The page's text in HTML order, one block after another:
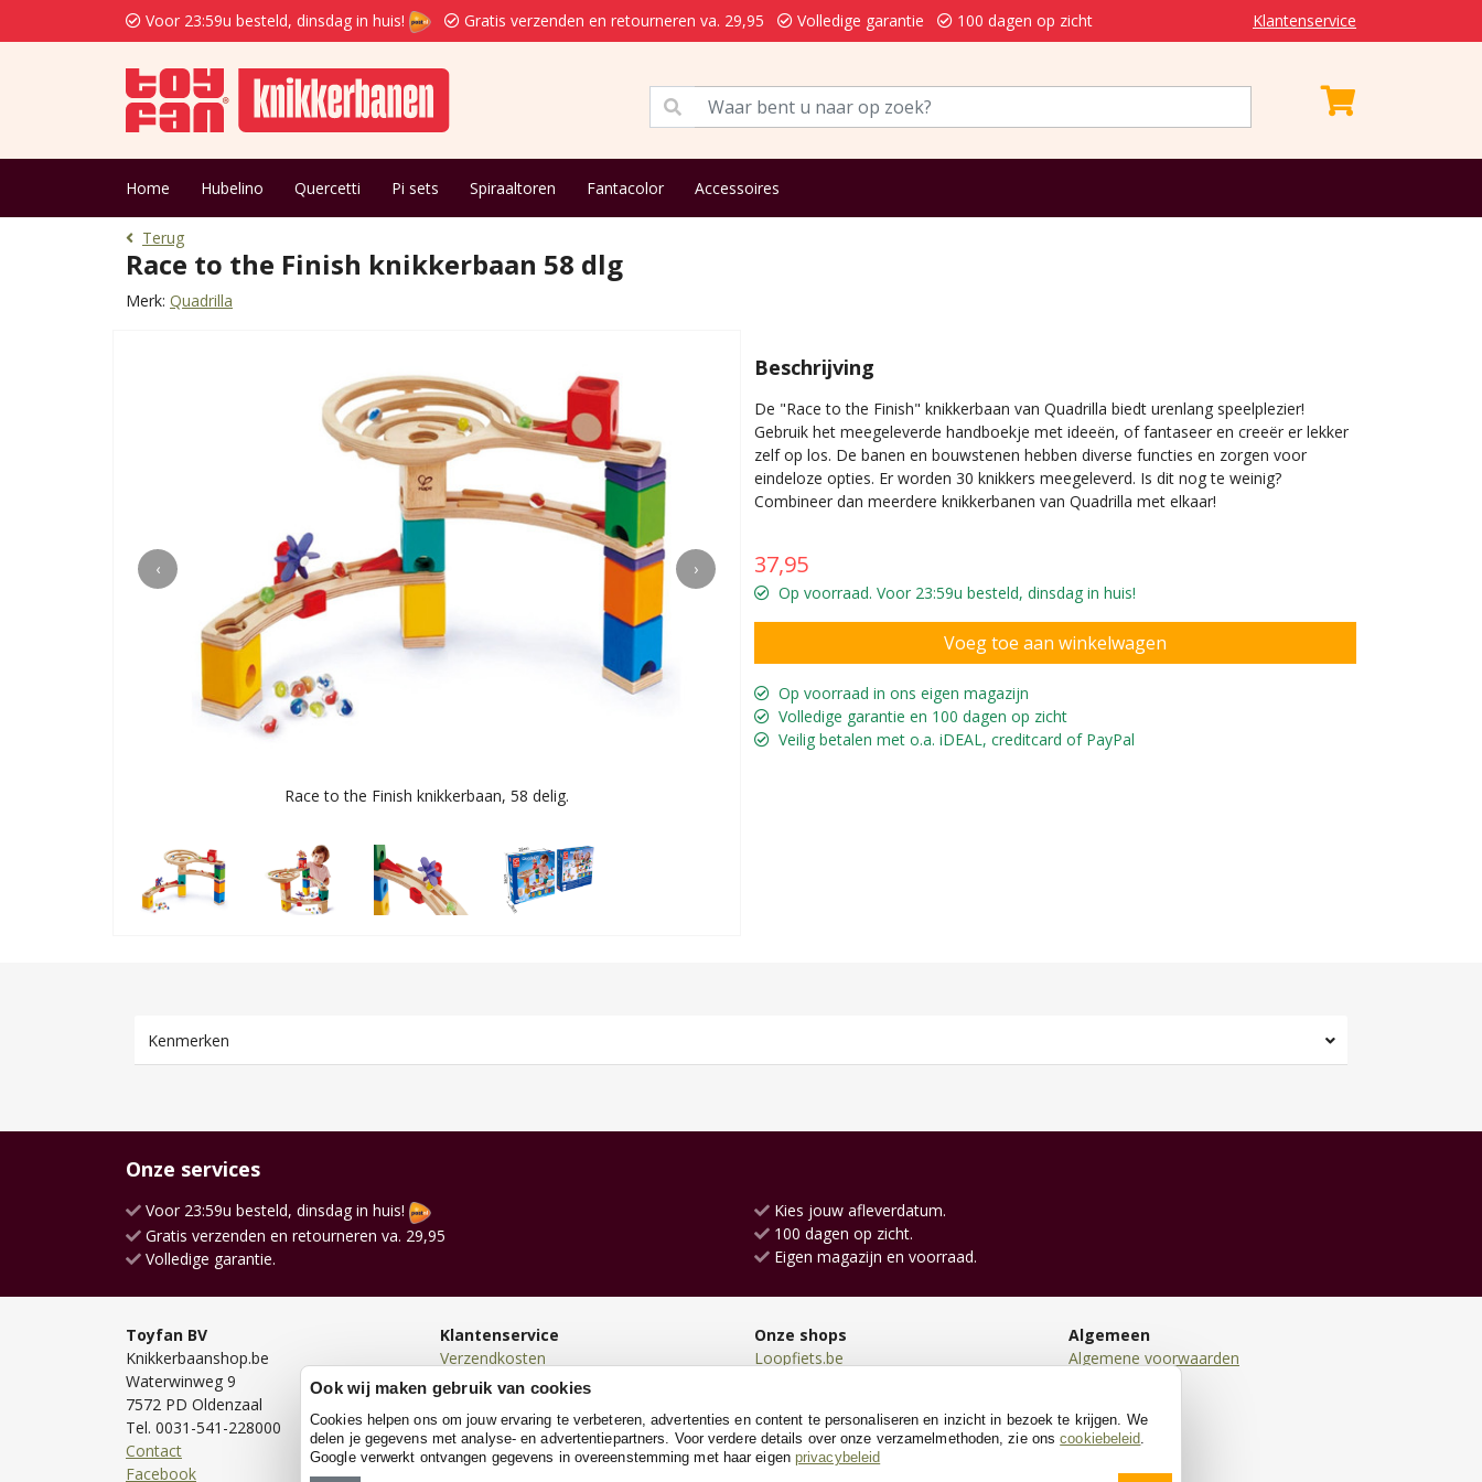
Voor 23:59u besteld, dinsdag in huis! Gratis verzenden en retourneren va. 29,95 Volledige garantie 100 dagen op zicht Klantenservice
Home Hubelino Quercetti Pi sets Spiraaltoren Fantacolor Accessoires
Terug
Race to the Finish knikkerbaan 58 dlg
Merk: Quadrilla
‹ ›
Race to the Finish knikkerbaan, 58 delig.
Beschrijving
De "Race to the Finish" knikkerbaan van Quadrilla biedt urenlang speelplezier!
Gebruik het meegeleverde handboekje met ideeën, of fantaseer en creeër er lekker
zelf op los. De banen en bouwstenen hebben diverse functies en zorgen voor
eindeloze opties. Er worden 30 knikkers meegeleverd. Is dit nog te weinig?
Combineer dan meerdere knikkerbanen van Quadrilla met elkaar!
37,95
Op voorraad. Voor 23:59u besteld, dinsdag in huis!
Op voorraad in ons eigen magazijn
Volledige garantie en 100 dagen op zicht
Veilig betalen met o.a. iDEAL, creditcard of PayPal
Kenmerken
Onze services
Voor 23:59u besteld, dinsdag in huis!
Gratis verzenden en retourneren va. 29,95
Volledige garantie.
Kies jouw afleverdatum.
100 dagen op zicht.
Eigen magazijn en voorraad.
Toyfan BV
Knikkerbaanshop.be
Waterwinweg 9
7572 PD Oldenzaal
Tel. 0031-541-228000
Contact
Facebook
Klantenservice
Verzendkosten
Bezorgen
Betalen
Retourneren
Onze shops
Loopfiets.be
Poppenwagen.be
Go-cartshop.be
Algemeen
Algemene voorwaarden
Cookies
Ook wij maken gebruik van cookies
Cookies helpen ons om jouw ervaring te verbeteren, advertenties en content te personaliseren en inzicht in bezoek te krijgen. We
delen je gegevens met analyse- en advertentiepartners. Voor verdere details over onze verzamelmethoden, zie onscookiebeleid
Google verwerkt ontvangen gegevens in overeenstemming met haar eigen privacybeleid